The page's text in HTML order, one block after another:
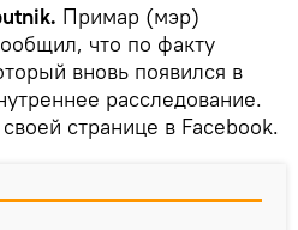
Примар (мэр)
что по факту
вновь появился в
расследование.
странице в Facebook.